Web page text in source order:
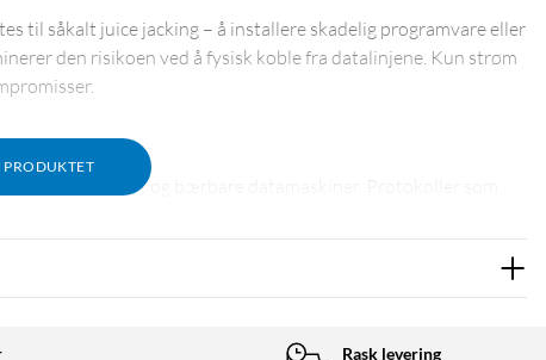
PRODUKTET
til såkalt juice jacking – å installere skadelig programvare eller
den risikoen ved å fysisk koble fra datalinjene. Kun strøm
nettbrett og bærbare datamaskiner. Protokoller som
Materialene er PVC-frie.
Rask levering